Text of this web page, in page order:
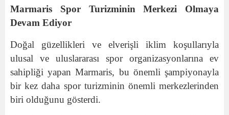
Marmaris Spor Turizminin Merkezi Olmaya
Devam Ediyor
Doğal güzellikleri ve elverişli iklim koşullarıyla
ulusal ve uluslararası spor organizasyonlarına ev
sahipliği yapan Marmaris, bu önemli şampiyonayla
bir kez daha spor turizminin önemli merkezlerinden
biri olduğunu gösterdi.